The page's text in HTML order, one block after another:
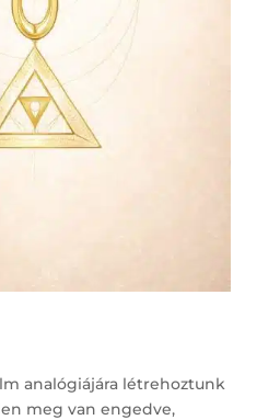
analógiájára létrehoztunk
meg van engedve,